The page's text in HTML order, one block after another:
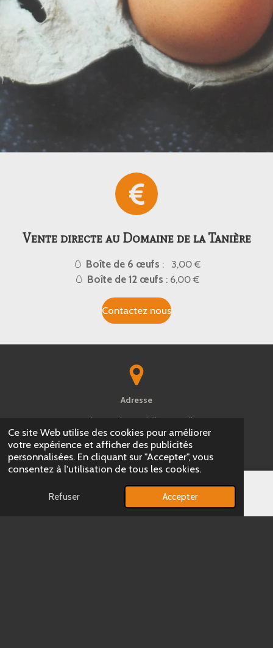
Ce site Web utilise des cookies pour améliorer
votre expérience et afficher des publicités
personnalisées. En cliquant sur "Accepter", vous
consentez à l'utilisation de tous les cookies.
Refuser Accepter
Vente directe au Domaine de la Tanière
🥚 Boîte de 6 œufs : 3,00 €
🥚 Boîte de 12 œufs : 6,00 €
Contactez nous
Adresse
810 chemin de Candell Dimoselles
66670 Bages
E-mail Téléphone